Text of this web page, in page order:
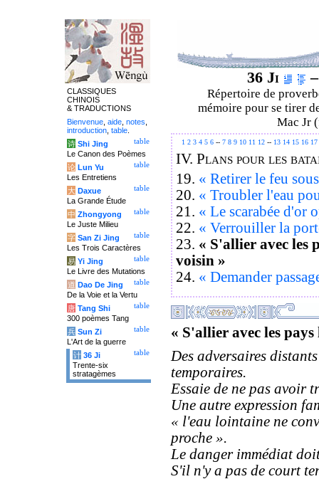
36 Ji
Répertoire de
mémoire pour se tirer
Mac Jr
1 2 3 4 5 6-- 7 8 9 10 11 12-- 13 14 15 16 17
IV. Plans pour les
19. « Retirer le feu
20. « Troubler l'eau
21. « Le scarabée d'or
22. « Verrouiller la
23. « S'allier avec les
voisin »
24. « Demander
« S'allier avec les
Des adversaires
temporaires.
Essaie de ne pas avoir
Une autre expression
« l'eau lointaine ne
proche ».
Le danger immédiat
S'il n'y a pas de court
CLASSIQUES
CHINOIS
& TRADUCTIONS
Bienvenue aide notes
introduction table
table
诗 Shi Jing
Le Canon des Poèmes
table
论 Lun Yu
Les Entretiens
table
大 Daxue
La Grande Étude
table
中 Zhongyong
Le Juste Milieu
table
字 San Zi Jing
Les Trois Caractères
table
易 Yi Jing
Le Livre des Mutations
table
道 Dao De Jing
De la Voie et la Vertu
table
唐 Tang Shi
300 poèmes Tang
table
兵 Sun Zi
L'Art de la guerre
table
计 36 Ji
Trente-six
stratagèmes